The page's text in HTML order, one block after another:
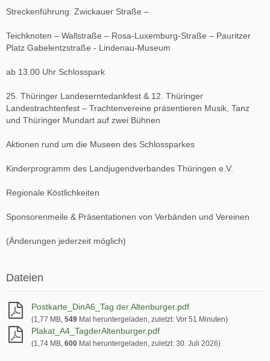
Streckenführung: Zwickauer Straße –
Teichknoten – Wallstraße – Rosa-Luxemburg-Straße – Pauritzer
Platz Gabelentzstraße - Lindenau-Museum
ab 13.00 Uhr Schlosspark
25. Thüringer Landeserntedankfest & 12. Thüringer
Landestrachtenfest – Trachtenvereine präsentieren Musik, Tanz
und Thüringer Mundart auf zwei Bühnen
Aktionen rund um die Museen des Schlossparkes
Kinderprogramm des Landjugendverbandes Thüringen e.V.
Regionale Köstlichkeiten
Sponsorenmeile & Präsentationen von Verbänden und Vereinen
(Änderungen jederzeit möglich)
Dateien
Postkarte_DinA6_Tag der Altenburger.pdf
(1,77 MB, 549 Mal heruntergeladen, zuletzt: Vor 51 Minuten)
Plakat_A4_TagderAltenburger.pdf
(1,74 MB, 600 Mal heruntergeladen, zuletzt: 30. Juli 2026)